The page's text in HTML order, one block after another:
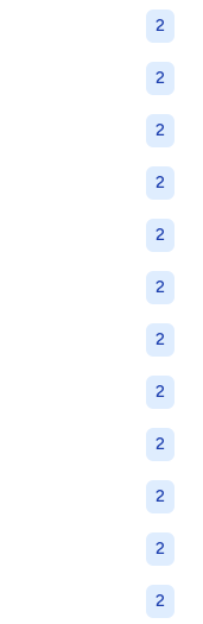
2
2
2
2
2
2
2
2
2
2
2
2